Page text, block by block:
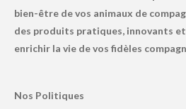
bien-être de vos animaux de
des produits pratiques, innovants
enrichir la vie de vos fidèles
Nos Politiques